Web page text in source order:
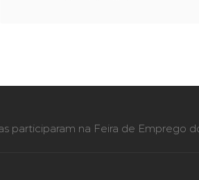
participaram na Feira de Emprego